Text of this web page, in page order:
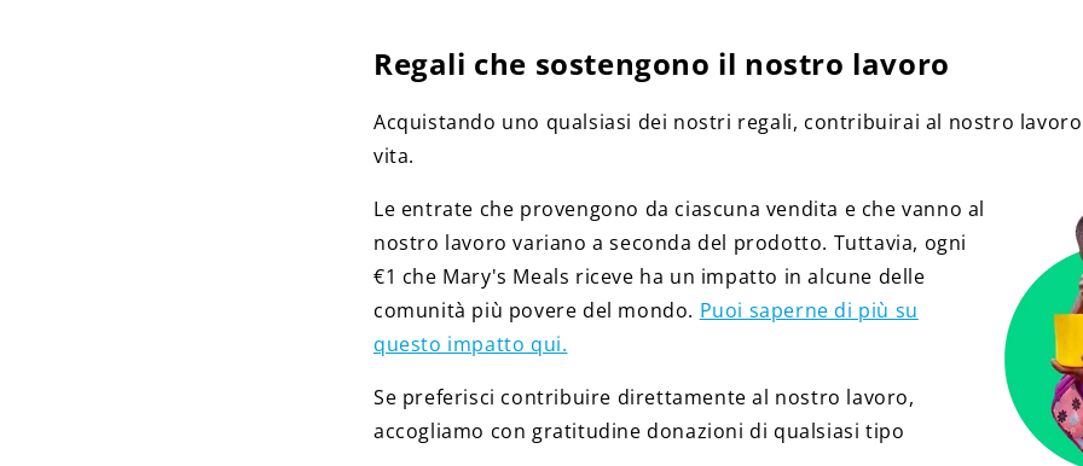
Regali che sostengono il nostro lavoro
Acquistando uno qualsiasi dei nostri regali, contribuirai al nostro lavoro
vita.
Le entrate che provengono da ciascuna vendita e che vanno al
nostro lavoro variano a seconda del prodotto. Tuttavia, ogni
€1 che Mary's Meals riceve ha un impatto in alcune delle
comunità più povere del mondo. Puoi saperne di più su
questo impatto qui.
Se preferisci contribuire direttamente al nostro lavoro,
accogliamo con gratitudine donazioni di qualsiasi tipo